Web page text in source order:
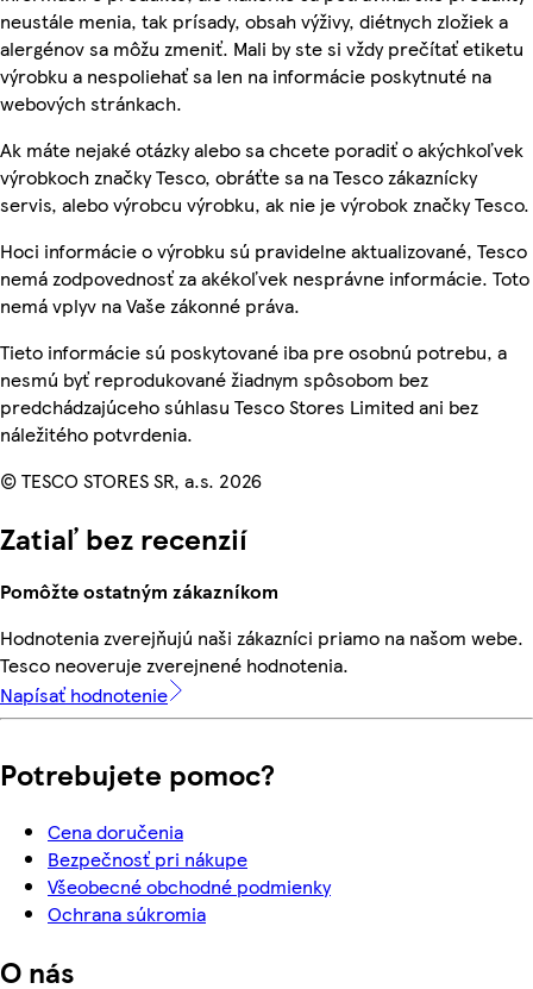
neustále menia, tak prísady, obsah výživy, diétnych zložiek a
alergénov sa môžu zmeniť. Mali by ste si vždy prečítať etiketu
výrobku a nespoliehať sa len na informácie poskytnuté na
webových stránkach.
Ak máte nejaké otázky alebo sa chcete poradiť o akýchkoľvek
výrobkoch značky Tesco, obráťte sa na Tesco zákaznícky
servis, alebo výrobcu výrobku, ak nie je výrobok značky Tesco.
Hoci informácie o výrobku sú pravidelne aktualizované, Tesco
nemá zodpovednosť za akékoľvek nesprávne informácie. Toto
nemá vplyv na Vaše zákonné práva.
Tieto informácie sú poskytované iba pre osobnú potrebu, a
nesmú byť reprodukované žiadnym spôsobom bez
predchádzajúceho súhlasu Tesco Stores Limited ani bez
náležitého potvrdenia.
© TESCO STORES SR, a.s. 2026
Zatiaľ bez recenzií
Pomôžte ostatným zákazníkom
Hodnotenia zverejňujú naši zákazníci priamo na našom webe.
Tesco neoveruje zverejnené hodnotenia.
Napísať hodnotenie
Potrebujete pomoc?
Cena doručenia
Bezpečnosť pri nákupe
Všeobecné obchodné podmienky
Ochrana súkromia
O nás